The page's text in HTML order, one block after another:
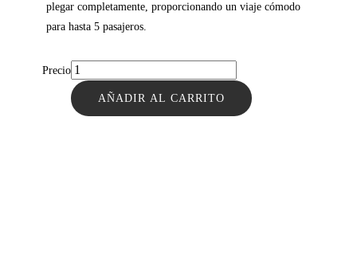
plegar completamente, proporcionando un viaje cómodo
para hasta 5 pasajeros.
Precio
AÑADIR AL CARRITO